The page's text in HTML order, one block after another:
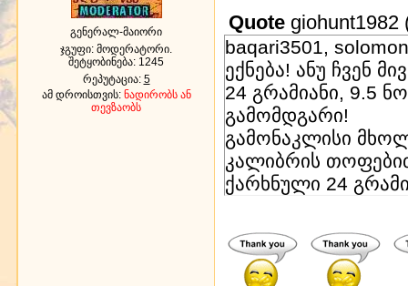
გენერალ-მაიორი
ჯგუფი: მოდერატორი.
შეტყობინება: 1245
რეპუტაცია: 5
ამ დროისთვის: ნადირობს ან
თევზაობს
Quote giohunt1982
baqari3501,
ექნება! ანუ ჩვენ
24 გრამიანი, 9.5
გამომდგარი!
გამონაკლისი
კალიბრის
ქარხნული 24